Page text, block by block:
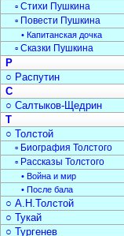
▫ Стихи Пушкина
▫ Повести Пушкина
• Капитанская дочка
▫ Сказки Пушкина
Р
○ Распутин
С
○ Салтыков-Щедрин
Т
○ Толстой
▫ Биография Толстого
▫ Рассказы Толстого
• Война и мир
• После бала
○ А.Н.Толстой
○ Тукай
○ Тургенев